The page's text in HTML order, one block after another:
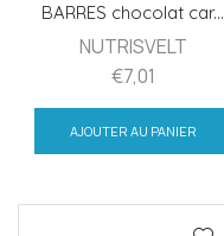
BARRES chocolat car...
NUTRISVELT
€7,01
AJOUTER AU PANIER